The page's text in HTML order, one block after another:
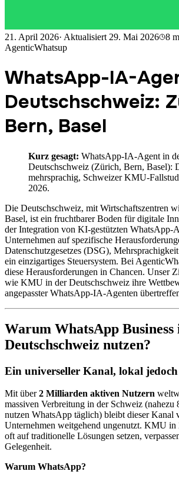
21. April 2026· Aktualisiert 29. Mai 2026 8
AgenticWhatsup
WhatsApp-IA-
Deutschschweiz:
Bern, Basel
Kurz gesagt: WhatsApp-IA-Agent in
Deutschschweiz (Zürich, Bern, Basel):
mehrsprachig, Schweizer KMU-
2026.
Die Deutschschweiz, mit Wirtschaftszentren
Basel, ist ein fruchtbarer Boden für digitale
der Integration von KI-gestützten WhatsApp-
Unternehmen auf spezifische
Datenschutzgesetzes (DSG),
ein einzigartiges Steuersystem. Bei
diese Herausforderungen in Chancen. Unser
wie KMU in der Deutschschweiz ihre
angepasster WhatsApp-IA-Agenten
Warum WhatsApp Business
Deutschschweiz nutzen?
Ein universeller Kanal, lokal
Mit über2 Milliarden aktiven Nutzern
massiven Verbreitung in der Schweiz (nahezu
nutzen WhatsApp täglich) bleibt dieser Kanal
Unternehmen weitgehend ungenutzt. KMU
oft auf traditionelle Lösungen setzen,
Gelegenheit.
Warum WhatsApp?